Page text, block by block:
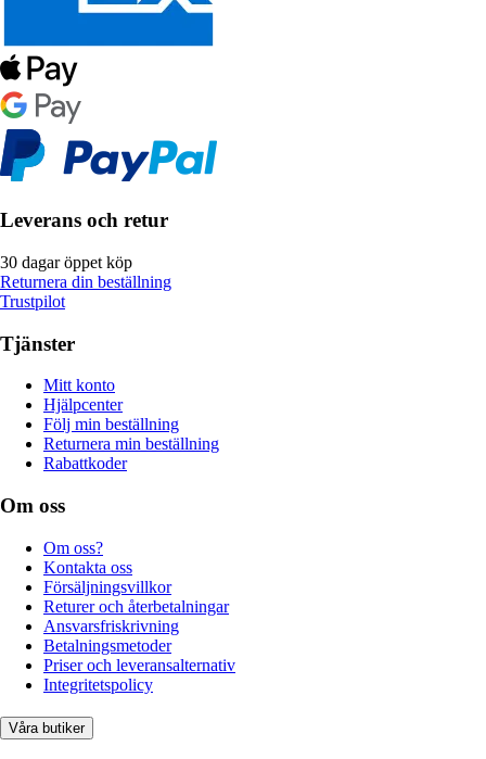
Leverans och retur
30 dagar öppet köp
Returnera din beställning
Trustpilot
Tjänster
Mitt konto
Hjälpcenter
Följ min beställning
Returnera min beställning
Rabattkoder
Om oss
Om oss?
Kontakta oss
Försäljningsvillkor
Returer och återbetalningar
Ansvarsfriskrivning
Betalningsmetoder
Priser och leveransalternativ
Integritetspolicy
Våra butiker